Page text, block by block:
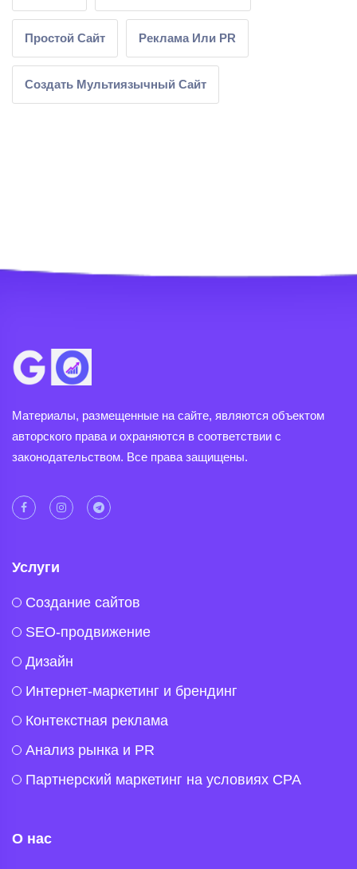
Простой Сайт Реклама Или PR
Создать Мультиязычный Сайт
Материалы, размещенные на сайте, являются объектом
авторского права и охраняются в соответствии с
законодательством. Все права защищены.
Услуги
Создание сайтов
SEO-продвижение
Дизайн
Интернет-маркетинг и брендинг
Контекстная реклама
Анализ рынка и PR
Партнерский маркетинг на условиях CPA
О нас